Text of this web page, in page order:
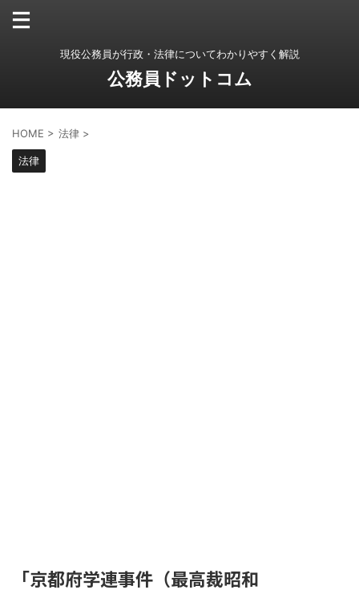
現役公務員が行政・法律についてわかりやすく解説
公務員ドットコム
HOME > 法律 >
法律
「京都府学連事件（最高裁昭和